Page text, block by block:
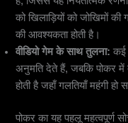
को खिलाड़ियों को जोखिमों
की आवश्यकता होती है।
वीडियो गेम के साथ तुलना:कई
अनुमति देते हैं, जबकि पोकर में
होती है जहाँ गलतियाँ महंगी हो
पोकर का यह पहलू महत्वपूर्ण